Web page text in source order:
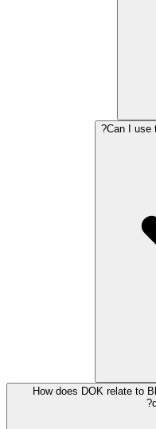
Can I use
How does DOK relate to